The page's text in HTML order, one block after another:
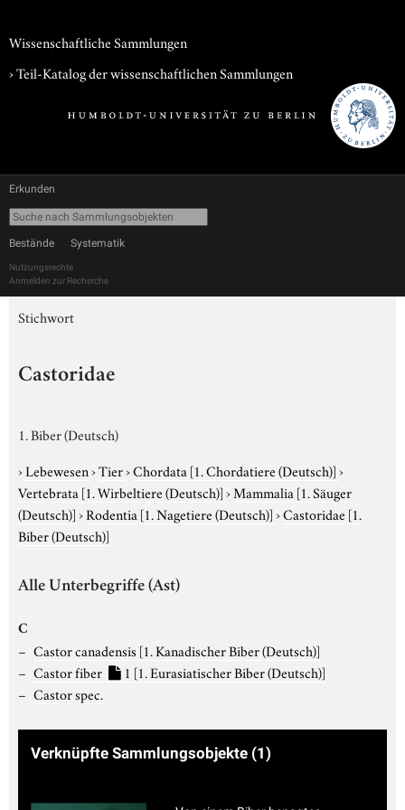
Wissenschaftliche Sammlungen
› Teil-Katalog der wissenschaftlichen Sammlungen
Erkunden
Bestände Systematik
Nutzungsrechte
Anmelden zur Recherche
Stichwort
Castoridae
1. Biber (Deutsch)
›Lebewesen›Tier›Chordata [1. Chordatiere (Deutsch)]›
Vertebrata [1. Wirbeltiere (Deutsch)]›Mammalia [1. Säuger
(Deutsch)]›Rodentia [1. Nagetiere (Deutsch)]›Castoridae [1.
Biber (Deutsch)]
Alle Unterbegriffe (Ast)
C
Castor canadensis [1. Kanadischer Biber (Deutsch)]
Castor fiber
1 [1. Eurasiatischer Biber (Deutsch)]
Castor spec.
Verknüpfte Sammlungsobjekte (1)